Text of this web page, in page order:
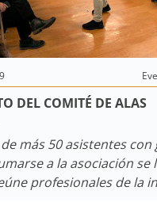
DEL COMITÉ DE ALAS
más 50 asistentes con
a la asociación se
profesionales de la